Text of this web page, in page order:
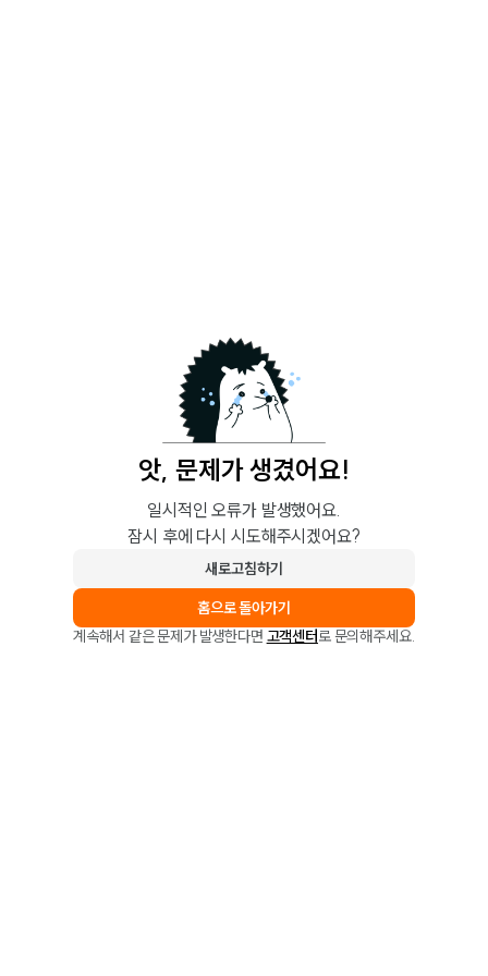
앗, 문제가 생겼어요!
일시적인 오류가 발생했어요.
잠시 후에 다시 시도해주시겠어요?
새로고침하기
홈으로 돌아가기
계속해서 같은 문제가 발생한다면 고객센터로 문의해주세요.